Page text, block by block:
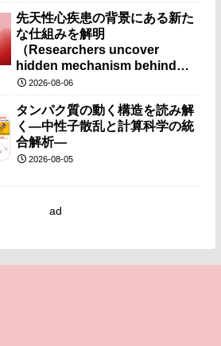
先天性心疾患の背景にある新た
な仕組みを解明
（Researchers uncover
hidden mechanism behind
congenital heart disease）
2026-08-06
タンパク質の動く構造を読み解
く―中性子散乱と計算科学の統
合解析―
2026-08-05
ad